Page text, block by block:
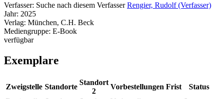
Verfasser: Suche nach diesem Verfasser Rengier, Rudolf (Verfasser)
Jahr: 2025
Verlag: München, C.H. Beck
Mediengruppe: E-Book
verfügbar
Exemplare
Zweigstelle Standorte
Standort
2
Vorbestellungen Frist
Status